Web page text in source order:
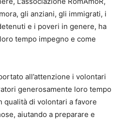
gli anziani, gli immigrati, i
e i poveri in genere, ha
tempo impegno e come
all’attenzione i volontari
generosamente loro tempo
qualità di volontari a favore
aiutando a preparare e